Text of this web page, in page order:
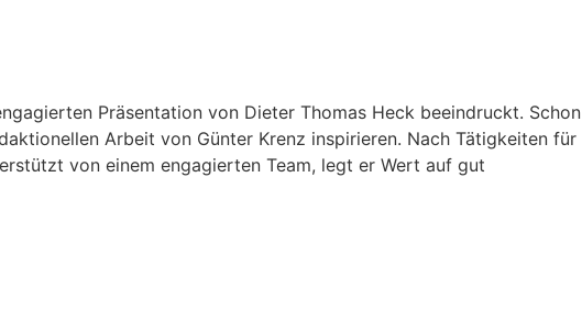
Präsentation von Dieter Thomas Heck beeindruckt. Schon
Arbeit von Günter Krenz inspirieren. Nach Tätigkeiten für
von einem engagierten Team, legt er Wert auf gut